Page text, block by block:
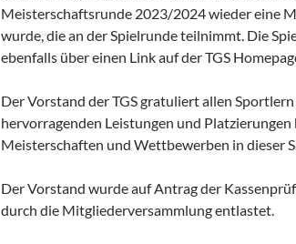
Meisterschaftsrunde 2023/2024 wieder eine
wurde, die an der Spielrunde teilnimmt. Die
ebenfalls über einen Link auf der TGS
Der Vorstand der TGS gratuliert allen
hervorragenden Leistungen und Platzierungen
Meisterschaften und Wettbewerben in dieser
Der Vorstand wurde auf Antrag der
durch die Mitgliederversammlung entlastet.